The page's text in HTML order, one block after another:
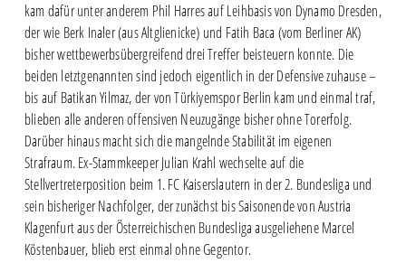
kam dafür unter anderem Phil Harres auf Leihbasis von Dynamo Dresden,
der wie Berk Inaler (aus Altglienicke) und Fatih Baca (vom Berliner AK)
bisher wettbewerbsübergreifend drei Treffer beisteuern konnte. Die
beiden letztgenannten sind jedoch eigentlich in der Defensive zuhause –
bis auf Batikan Yilmaz, der von Türkiyemspor Berlin kam und einmal traf,
blieben alle anderen offensiven Neuzugänge bisher ohne Torerfolg.
Darüber hinaus macht sich die mangelnde Stabilität im eigenen
Strafraum. Ex-Stammkeeper Julian Krahl wechselte auf die
Stellvertreterposition beim 1. FC Kaiserslautern in der 2. Bundesliga und
sein bisheriger Nachfolger, der zunächst bis Saisonende von Austria
Klagenfurt aus der Österreichischen Bundesliga ausgeliehene Marcel
Köstenbauer, blieb erst einmal ohne Gegentor.